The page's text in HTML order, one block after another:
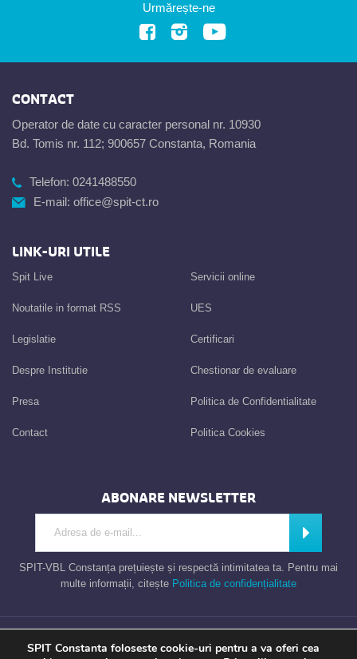
Urmărește-ne
CONTACT
Operator de date cu caracter personal nr. 10930
Bd. Tomis nr. 112; 900657 Constanta, Romania
Telefon: 0241488550
E-mail: office@spit-ct.ro
LINK-URI UTILE
Spit Live
Noutatile in format RSS
Legislatie
Despre Institutie
Presa
Contact
Servicii online
UES
Certificari
Chestionar de evaluare
Politica de Confidentialitate
Politica Cookies
ABONARE NEWSLETTER
SPIT-VBL Constanța prețuiește și respectă intimitatea ta. Pentru mai
multe informații, citește Politica de confidențialitate
Taxe Constanta
SPIT Constanta foloseste cookie-uri pentru a va oferi cea